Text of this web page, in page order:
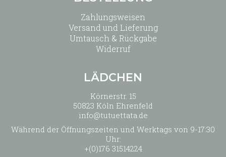
Zahlungsweisen
Versand und Lieferung
Umtausch & Rückgabe
Widerruf
LÄDCHEN
Körnerstr. 15
50823 Köln Ehrenfeld
info@tutuettata.de
Während der Öffnungszeiten und Werktags von 9-17:30
Uhr:
+(0)176 31514224